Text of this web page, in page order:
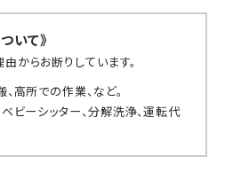
いて》
からお断りしています。
高所での作業、など。
ビーシッター、分解洗浄、運転代